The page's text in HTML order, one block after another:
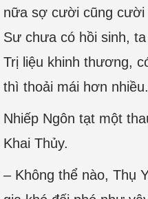
nữa sợ cười cũng cười
Sư chưa có hồi sinh,
Trị liệu khinh thương,
thì thoải mái hơn nhiều.
Nhiếp Ngôn tạt một
Khai Thủy.
– Không thể nào, Thụ